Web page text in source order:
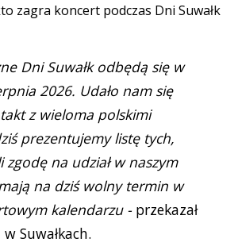
zagra koncert podczas Dni Suwałk
Dni Suwałk odbędą się w
2026. Udało nam się
z wieloma polskimi
prezentujemy listę tych,
zgodę na udział w naszym
na dziś wolny termin w
kalendarzu - przekazał
Suwałkach.